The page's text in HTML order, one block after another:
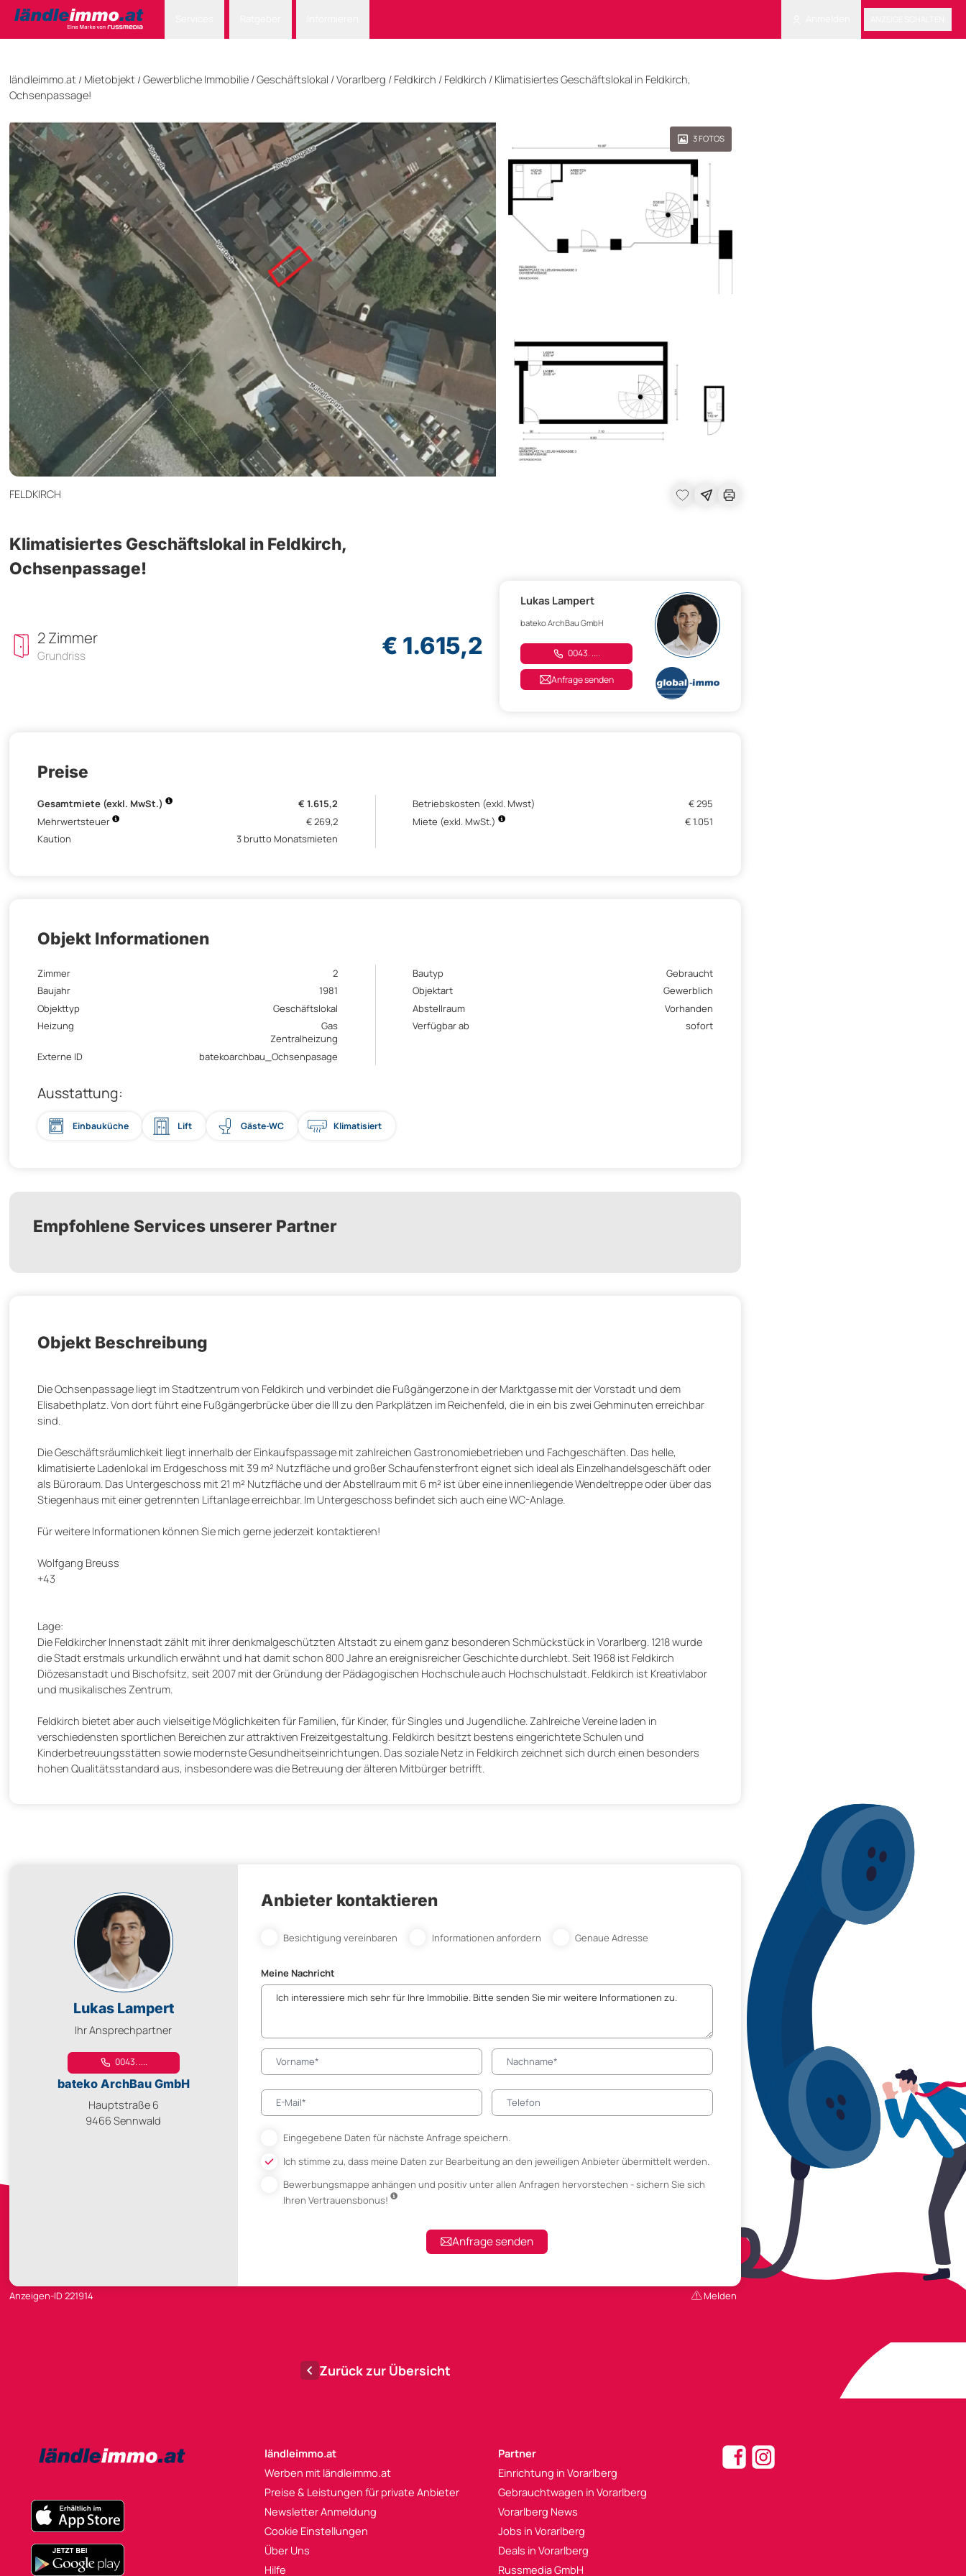
ländleimmo.at / Mietobjekt / Gewerbliche Immobilie /Geschäftslokal /Vorarlberg / Feldkirch / Feldkirch / Klimatisiertes Geschäftslokal in Feldkirch,
Ochsenpassage!
3FOTOS
FELDKIRCH
Klimatisiertes Geschäftslokal in Feldkirch,
Ochsenpassage!
2 Zimmer
Grundriss € 1.615,2
Lukas Lampert
bateko ArchBau GmbH
0043. ....
Anfrage senden
Preise
Gesamtmiete (exkl. MwSt.) € 1.615,2 Betriebskosten (exkl. Mwst)
€ 295
Mehrwertsteuer
€ 269,2 Miete (exkl. MwSt.)
€ 1.051
Kaution
3 brutto Monatsmieten
Objekt Informationen
Zimmer 2 Bautyp
Gebraucht
Baujahr
1981 Objektart
Gewerblich
Objekttyp
Geschäftslokal Abstellraum
Vorhanden
Heizung
Gas
Zentralheizung
Verfügbar ab sofort
Externe ID batekoarchbau_Ochsenpasage
Ausstattung:
Einbauküche Lift Gäste-WC Klimatisiert
Empfohlene Services unserer Partner
Objekt Beschreibung
Die Ochsenpassage liegt im Stadtzentrum von Feldkirch und verbindet die Fußgängerzone in der Marktgasse mit der Vorstadt und dem
Elisabethplatz. Von dort führt eine Fußgängerbrücke über die Ill zu den Parkplätzen im Reichenfeld, die in ein bis zwei Gehminuten erreichbar
sind.
Die Geschäftsräumlichkeit liegt innerhalb der Einkaufspassage mit zahlreichen Gastronomiebetrieben und Fachgeschäften. Das helle,
klimatisierte Ladenlokal im Erdgeschoss mit 39 m² Nutzfläche und großer Schaufensterfront eignet sich ideal als Einzelhandelsgeschäft oder
als Büroraum. Das Untergeschoss mit 21 m² Nutzfläche und der Abstellraum mit 6 m² ist über eine innenliegende Wendeltreppe oder über das
Stiegenhaus mit einer getrennten Liftanlage erreichbar. Im Untergeschoss befindet sich auch eine WC-Anlage.
Für weitere Informationen können Sie mich gerne jederzeit kontaktieren!
Wolfgang Breuss
+43
Lage:
Die Feldkircher Innenstadt zählt mit ihrer denkmalgeschützten Altstadt zu einem ganz besonderen Schmückstück in Vorarlberg. 1218 wurde
die Stadt erstmals urkundlich erwähnt und hat damit schon 800 Jahre an ereignisreicher Geschichte durchlebt. Seit 1968 ist Feldkirch
Diözesanstadt und Bischofsitz, seit 2007 mit der Gründung der Pädagogischen Hochschule auch Hochschulstadt. Feldkirch ist Kreativlabor
und musikalisches Zentrum.
Feldkirch bietet aber auch vielseitige Möglichkeiten für Familien, für Kinder, für Singles und Jugendliche. Zahlreiche Vereine laden in
verschiedensten sportlichen Bereichen zur attraktiven Freizeitgestaltung. Feldkirch besitzt bestens eingerichtete Schulen und
Kinderbetreuungsstätten sowie modernste Gesundheitseinrichtungen. Das soziale Netz in Feldkirch zeichnet sich durch einen besonders
hohen Qualitätsstandard aus, insbesondere was die Betreuung der älteren Mitbürger betrifft.
Lukas Lampert
Ihr Ansprechpartner
0043. ....
bateko ArchBau GmbH
Hauptstraße 6
9466 Sennwald
Anbieter kontaktieren
Besichtigung vereinbaren Informationen anfordern Genaue Adresse
Meine Nachricht
Eingegebene Daten für nächste Anfrage speichern.
Ich stimme zu, dass meine Daten zur Bearbeitung an den jeweiligen Anbieter übermittelt werden.
Bewerbungsmappe anhängenund positiv unter allen Anfragen hervorstechen - sichern Sie sich
Ihren Vertrauensbonus!
Anfrage senden
Anzeigen-ID 221914 Melden
Zurück zur Übersicht
ländleimmo.at
Werben mit ländleimmo.at
Preise & Leistungen für private Anbieter
Newsletter Anmeldung
Cookie Einstellungen
Über Uns
Hilfe
Partner
Einrichtung in Vorarlberg
Gebrauchtwagen in Vorarlberg
Vorarlberg News
Jobs in Vorarlberg
Deals in Vorarlberg
Russmedia GmbH